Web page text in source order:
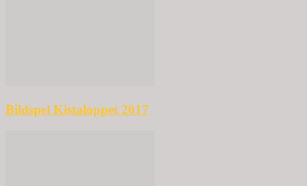
Bildspel Kistaloppet 2017